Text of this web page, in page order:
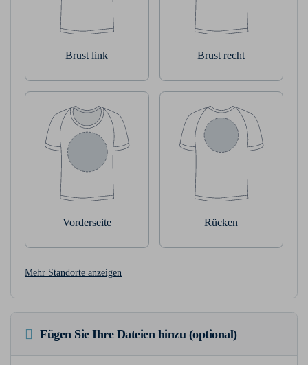
Brust link Brust recht
Vorderseite Rücken
Mehr Standorte anzeigen
Fügen Sie Ihre Dateien hinzu (optional)